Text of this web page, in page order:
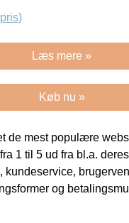
Læs mere »
Køb nu »
de mest populære
1 til 5 ud fra bl.a.
kundeservice,
og